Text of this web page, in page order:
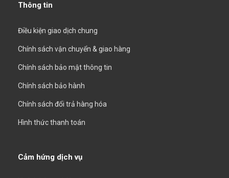
Thông tin
Điều kiện giao dịch chung
Chính sách vận chuyển & giao hàng
Chính sách bảo mật thông tin
Chính sách bảo hành
Chính sách đổi trả hàng hóa
Hình thức thanh toán
Cảm hứng dịch vụ